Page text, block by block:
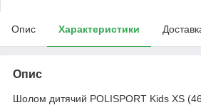
Опис Характеристики
Опис
Шолом дитячий POLISPORT Kids XS